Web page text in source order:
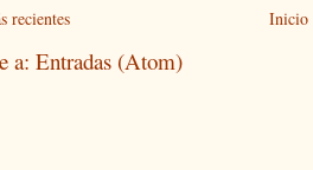
recientes Inicio
a: Entradas (Atom)